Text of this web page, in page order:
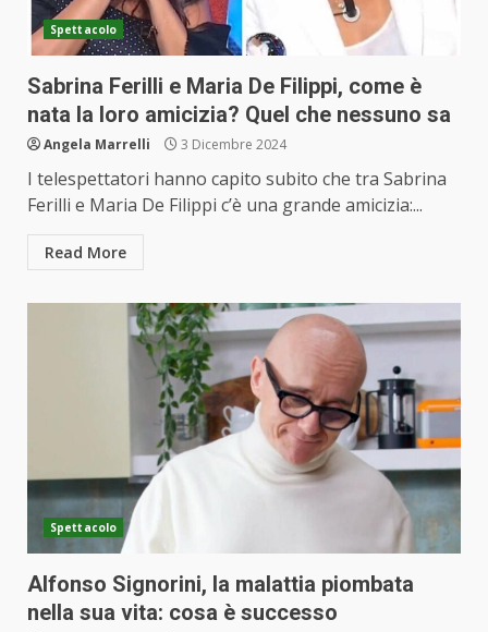
Spettacolo
Sabrina Ferilli e Maria De Filippi, come è
nata la loro amicizia? Quel che nessuno sa
Angela Marrelli 3 Dicembre 2024
I telespettatori hanno capito subito che tra Sabrina
Ferilli e Maria De Filippi c’è una grande amicizia:...
Read More
Spettacolo
Alfonso Signorini, la malattia piombata
nella sua vita: cosa è successo